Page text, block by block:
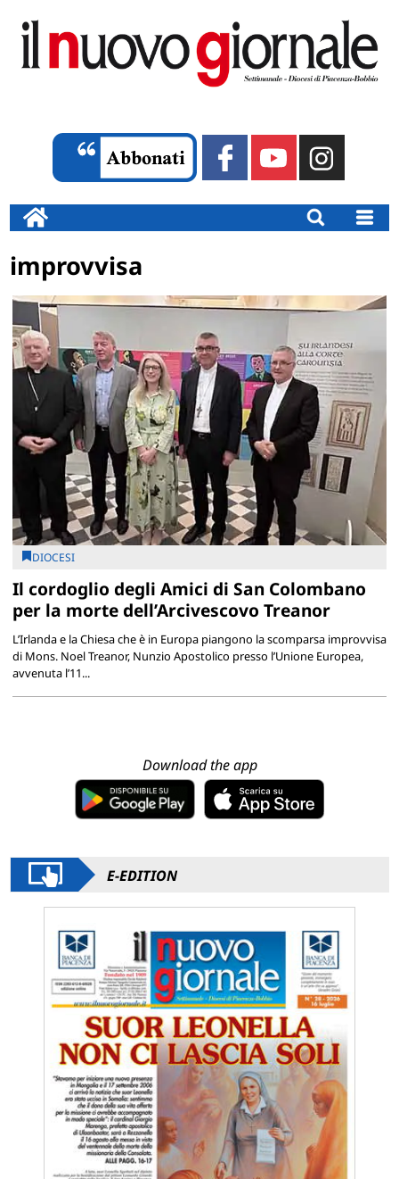
improvvisa
DIOCESI
Il cordoglio degli Amici di San Colombano
per la morte dell’Arcivescovo Treanor
L’Irlanda e la Chiesa che è in Europa piangono la scomparsa improvvisa
di Mons. Noel Treanor, Nunzio Apostolico presso l’Unione Europea,
avvenuta l’11...
Download the app
E-EDITION